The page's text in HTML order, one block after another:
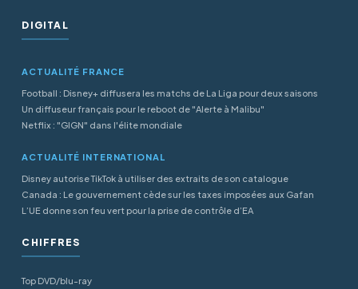
DIGITAL
ACTUALITÉ FRANCE
Football : Disney+ diffusera les matchs de La Liga pour deux saisons
Un diffuseur français pour le reboot de "Alerte à Malibu"
Netflix : "GIGN" dans l'élite mondiale
ACTUALITÉ INTERNATIONAL
Disney autorise TikTok à utiliser des extraits de son catalogue
Canada : Le gouvernement cède sur les taxes imposées aux Gafan
L’UE donne son feu vert pour la prise de contrôle d’EA
CHIFFRES
Top DVD/blu-ray